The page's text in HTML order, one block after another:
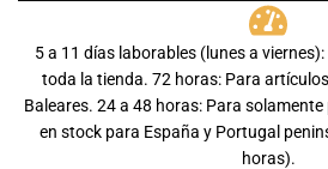
5 a 11 días laborables (lunes a
toda la tienda. 72 horas: Para
Baleares. 24 a 48 horas: Para
en stock para España y Portugal
horas).